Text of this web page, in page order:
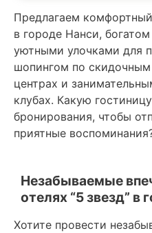
Предлагаем
в городе Нанси,
уютными улочками для
шопингом по
центрах и
клубах. Какую
бронирования, чтобы
приятные
Незабываемые
отелях “5 звезд” в
Хотите провести